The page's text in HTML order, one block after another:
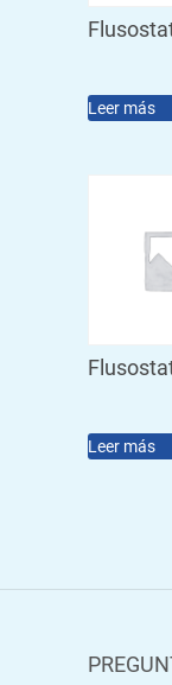
Leer más
Leer más